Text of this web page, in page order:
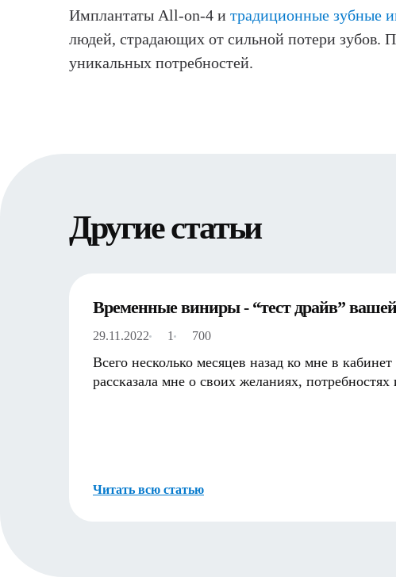
Имплантаты All-on-4 и традиционные зубные
людей, страдающих от сильной потери зубов.
уникальных потребностей.
Другие статьи
Временные виниры - “тест драйв”
29.11.2022 1 700
Всего несколько месяцев назад ко мне в
рассказала мне о своих желаниях,
Читать всю статью